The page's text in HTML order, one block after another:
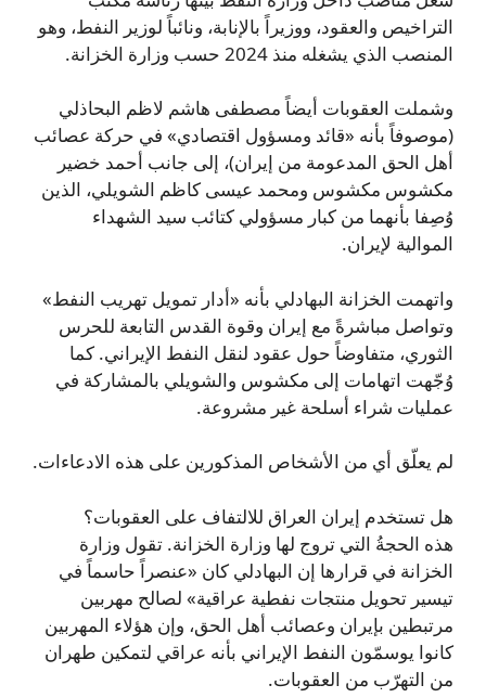
التراخيص والعقود، ووزيراً بالإنابة، ونائباً لوزير النفط، وهو
المنصب الذي يشغله منذ 2024 حسب وزارة الخزانة.
وشملت العقوبات أيضاً مصطفى هاشم لاظم البحاذلي
(موصوفاً بأنه «قائد ومسؤول اقتصادي» في حركة عصائب
أهل الحق المدعومة من إيران)، إلى جانب أحمد خضير
مكشوس مكشوس ومحمد عيسى كاظم الشويلي، الذين
وُصِفا بأنهما من كبار مسؤولي كتائب سيد الشهداء
الموالية لإيران.
واتهمت الخزانة البهادلي بأنه «أدار تمويل تهريب النفط»
وتواصل مباشرةً مع إيران وقوة القدس التابعة للحرس
الثوري، متفاوضاً حول عقود لنقل النفط الإيراني. كما
وُجّهت اتهامات إلى مكشوس والشويلي بالمشاركة في
عمليات شراء أسلحة غير مشروعة.
لم يعلّق أي من الأشخاص المذكورين على هذه الادعاءات.
هل تستخدم إيران العراق للالتفاف على العقوبات؟
هذه الحجةُ التي تروج لها وزارة الخزانة. تقول وزارة
الخزانة في قرارها إن البهادلي كان «عنصراً حاسماً في
تيسير تحويل منتجات نفطية عراقية» لصالح مهربين
مرتبطين بإيران وعصائب أهل الحق، وإن هؤلاء المهربين
كانوا يوسمّون النفط الإيراني بأنه عراقي لتمكين طهران
من التهرّب من العقوبات.